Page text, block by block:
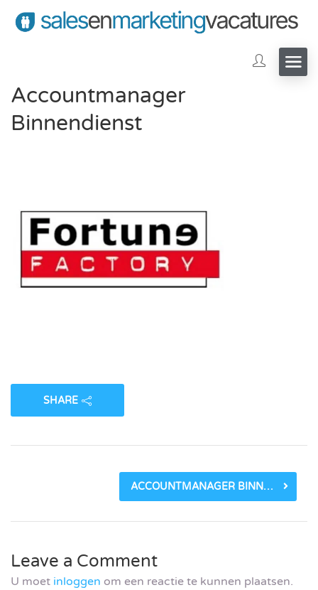
Accountmanager
Binnendienst
SHARE
ACCOUNTMANAGER BINNENDIENST
Leave a Comment
U moet inloggen om een reactie te kunnen plaatsen.